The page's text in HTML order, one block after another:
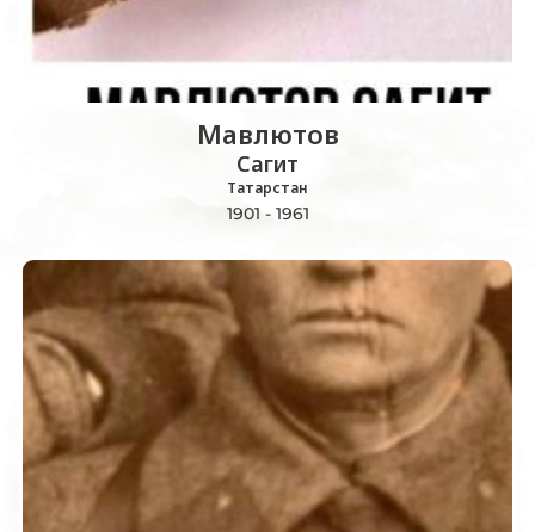
Мавлютов
Сагит
Татарстан
1901 - 1961